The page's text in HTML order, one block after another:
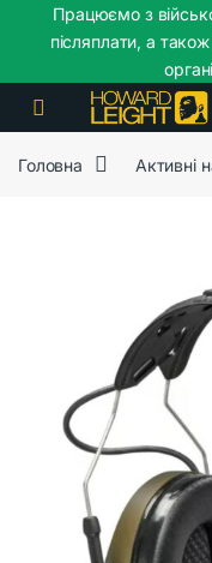
Skip to navigation
Skip to content
Головна Активні
Працюємо з
післяплати, а